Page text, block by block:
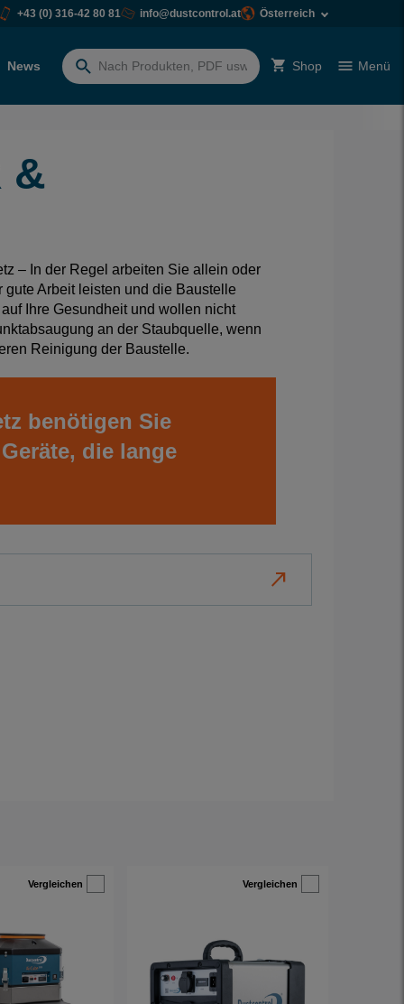
+43 (0) 316-42 80 81 info@dustcontrol.at Österreich
News
Suchen
Shop Menü
&
– In der Regel arbeiten Sie allein oder
Arbeit leisten und die Baustelle
Ihre Gesundheit und wollen nicht
an der Staubquelle, wenn
Reinigung der Baustelle.
benötigen Sie
die lange
north_east
Vergleichen Vergleichen